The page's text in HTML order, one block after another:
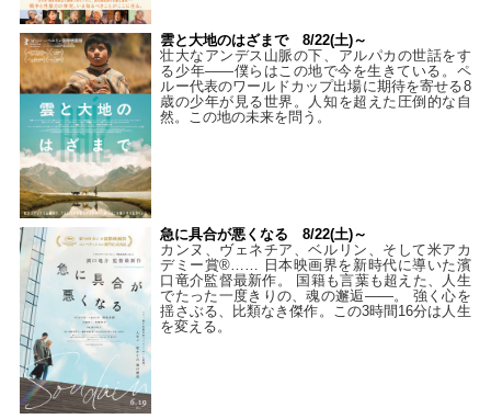
雲と大地のはざまで 8/22(土)～
壮大なアンデス山脈の下、アルパカの世話をす
る少年――僕らはこの地で今を生きている。ペ
ルー代表のワールドカップ出場に期待を寄せる8
歳の少年が見る世界。人知を超えた圧倒的な自
然。この地の未来を問う。
急に具合が悪くなる 8/22(土)～
カンヌ、ヴェネチア、ベルリン、そして米アカ
デミー賞®…… 日本映画界を新時代に導いた濱
口竜介監督最新作。 国籍も言葉も超えた、人生
でたった一度きりの、魂の邂逅――。 強く心を
揺さぶる、比類なき傑作。この3時間16分は人生
を変える。